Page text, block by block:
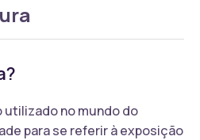
no mundo do
para se referir à exposição